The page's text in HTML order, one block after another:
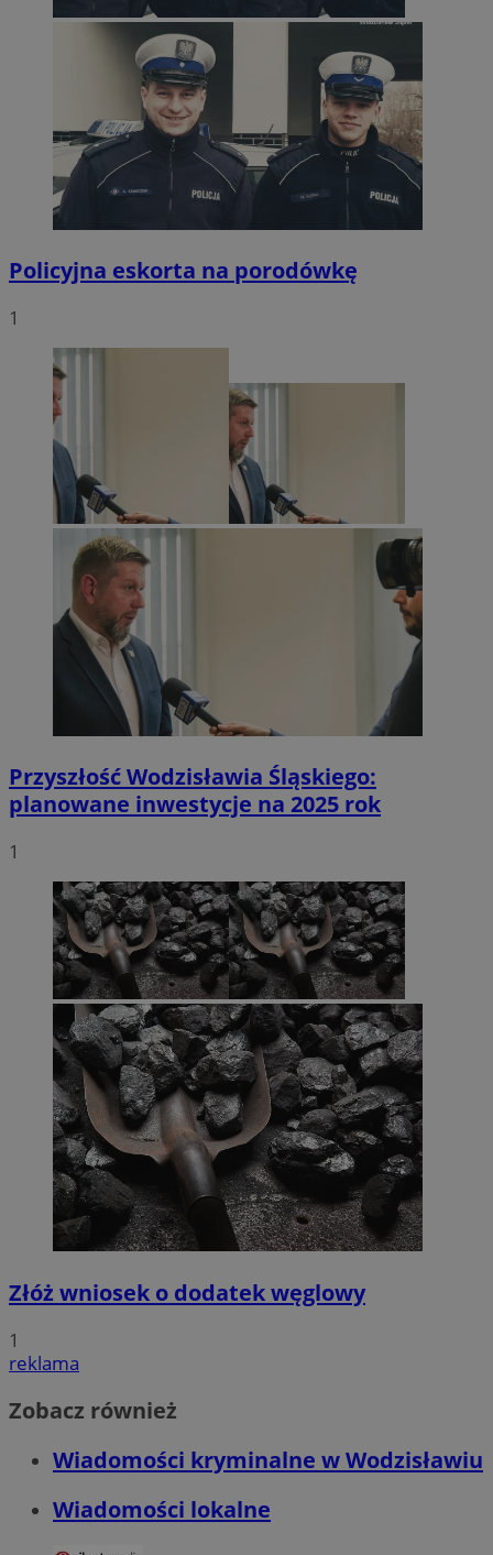
Policyjna eskorta na porodówkę
1
Przyszłość Wodzisławia Śląskiego:
planowane inwestycje na 2025 rok
1
Złóż wniosek o dodatek węglowy
1
reklama
Zobacz również
Wiadomości kryminalne w Wodzisławiu
Wiadomości lokalne